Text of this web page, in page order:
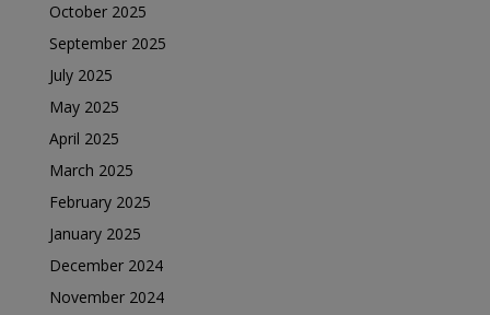
October 2025
September 2025
July 2025
May 2025
April 2025
March 2025
February 2025
January 2025
December 2024
November 2024